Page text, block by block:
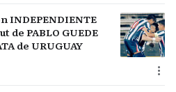
INDEPENDIENTE
de PABLO GUEDE
de URUGUAY